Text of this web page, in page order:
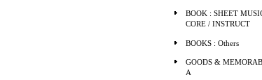
BOOK : SHEET
CORE / INSTRUCT
BOOKS : Others
GOODS &
A